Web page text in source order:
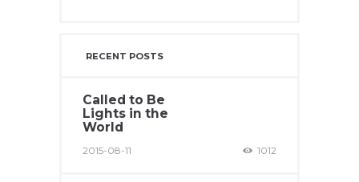
RECENT POSTS
Called to Be
Lights in the
World
2015-08-11 1012